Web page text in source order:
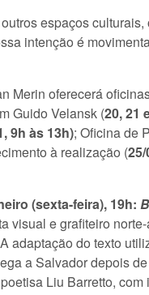
espaços
intenção é
Merin oferecerá
Guido Velansk (20, 21
9h às 13h); Oficina de
à realização (
(sexta-feira), 19h:
visual e grafiteiro
adaptação do texto
a Salvador depois
Liu Barretto,